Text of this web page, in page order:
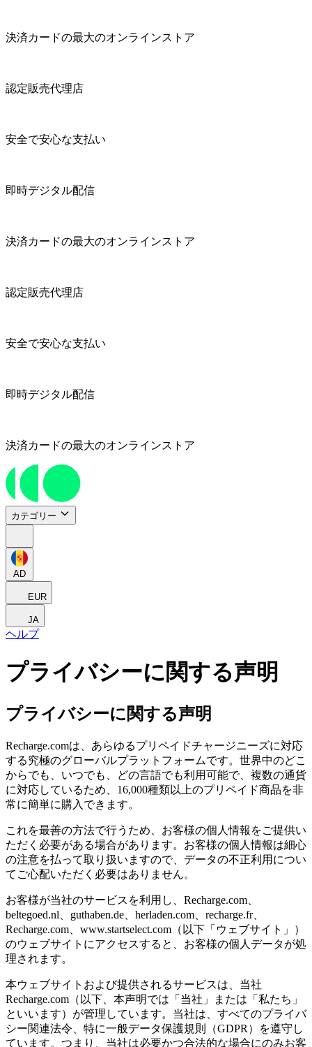
決済カードの最大のオンラインストア
認定販売代理店
安全で安心な支払い
即時デジタル配信
決済カードの最大のオンラインストア
認定販売代理店
安全で安心な支払い
即時デジタル配信
決済カードの最大のオンラインストア
カテゴリー
AD
EUR
JA
ヘルプ
プライバシーに関する声明
プライバシーに関する声明
Recharge.comは、あらゆるプリペイドチャージニーズに対応
する究極のグローバルプラットフォームです。世界中のどこ
からでも、いつでも、どの言語でも利用可能で、複数の通貨
に対応しているため、16,000種類以上のプリペイド商品を非
常に簡単に購入できます。
これを最善の方法で行うため、お客様の個人情報をご提供い
ただく必要がある場合があります。お客様の個人情報は細心
の注意を払って取り扱いますので、データの不正利用につい
てご心配いただく必要はありません。
お客様が当社のサービスを利用し、Recharge.com、
beltegoed.nl、guthaben.de、herladen.com、recharge.fr、
Recharge.com、www.startselect.com（以下「ウェブサイト」）
のウェブサイトにアクセスすると、お客様の個人データが処
理されます。
本ウェブサイトおよび提供されるサービスは、当社
Recharge.com（以下、本声明では「当社」または「私たち」
といいます）が管理しています。当社は、すべてのプライバ
シー関連法令、特に一般データ保護規則（GDPR）を遵守し
ています。つまり、当社は必要かつ合法的な場合にのみお客